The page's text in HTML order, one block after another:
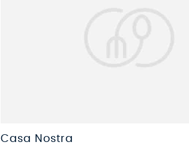
Casa Nostra